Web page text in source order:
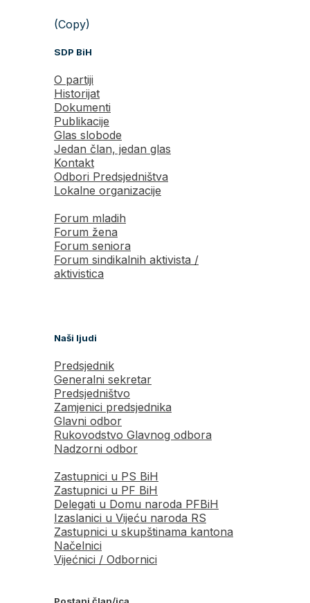
(Copy)
SDP BiH
O partiji
Historijat
Dokumenti
Publikacije
Glas slobode
Jedan član, jedan glas
Kontakt
Odbori Predsjedništva
Lokalne organizacije
Forum mladih
Forum žena
Forum seniora
Forum sindikalnih aktivista /
aktivistica
Naši ljudi
Predsjednik
Generalni sekretar
Predsjedništvo
Zamjenici predsjednika
Glavni odbor
Rukovodstvo Glavnog odbora
Nadzorni odbor
Zastupnici u PS BiH
Zastupnici u PF BiH
Delegati u Domu naroda PFBiH
Izaslanici u Vijeću naroda RS
Zastupnici u skupštinama kantona
Načelnici
Vijećnici / Odbornici